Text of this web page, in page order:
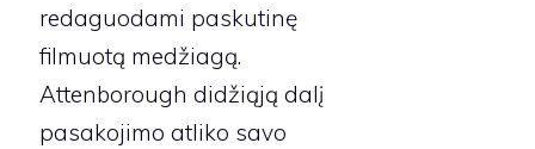
redaguodami paskutinę
filmuotą medžiagą.
Attenborough didžiąją dalį
pasakojimo atliko savo